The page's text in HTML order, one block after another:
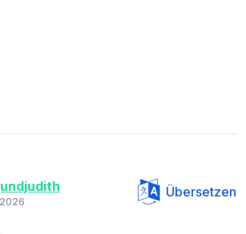
Übersetzen